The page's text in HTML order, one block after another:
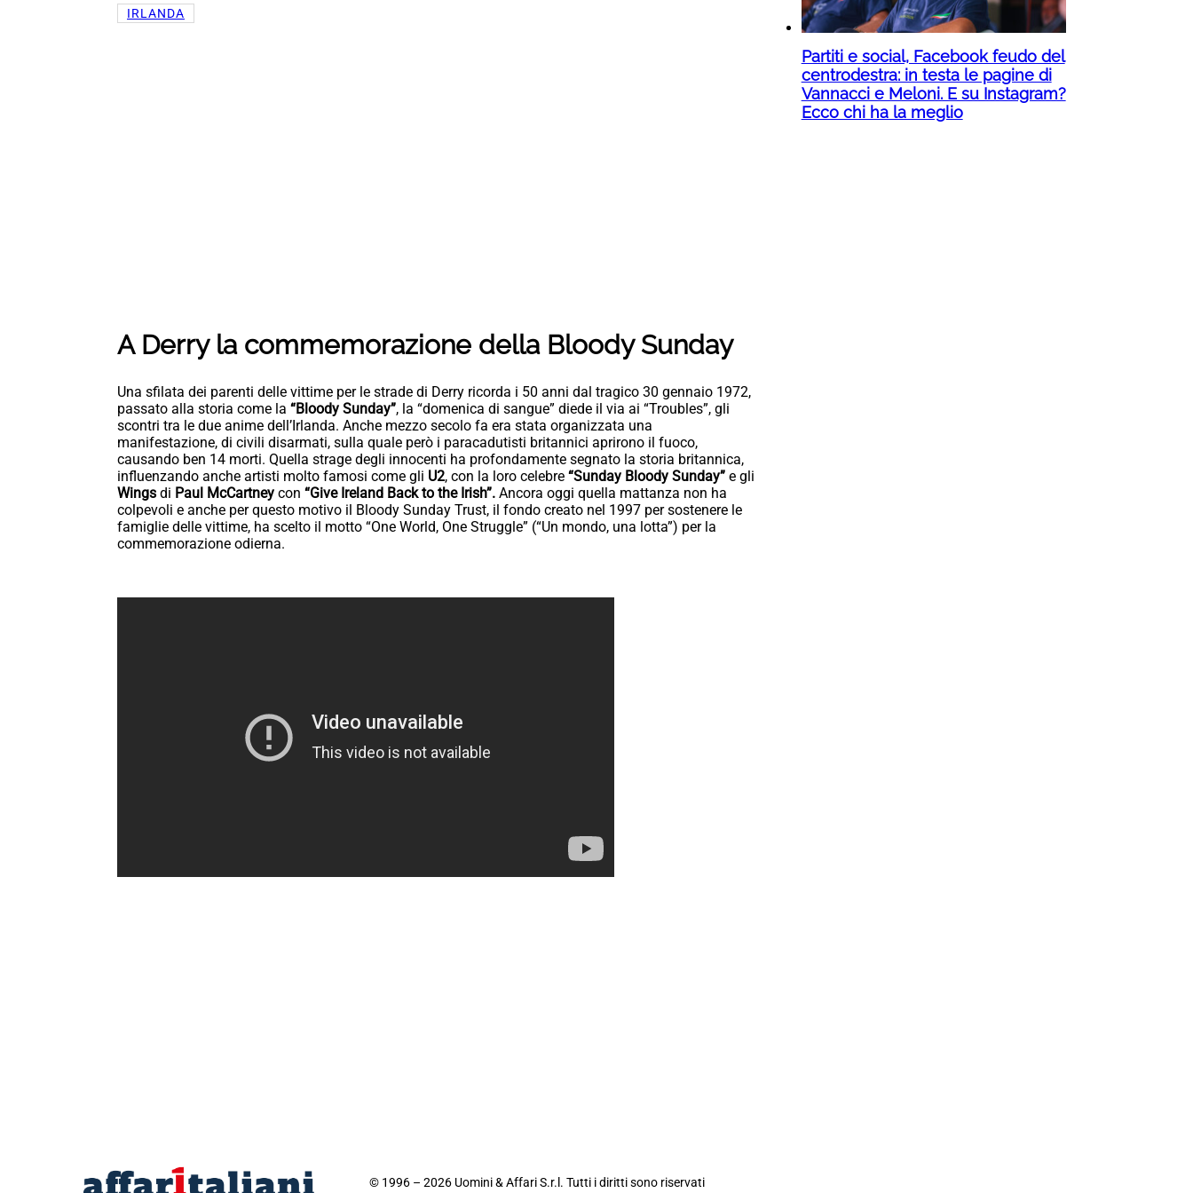
IRLANDA
A Derry la commemorazione della Bloody Sunday
Una sfilata dei parenti delle vittime per le strade di Derry ricorda i 50 anni dal tragico 30 gennaio 1972,
passato alla storia come la “Bloody Sunday”, la “domenica di sangue” diede il via ai “Troubles”, gli
scontri tra le due anime dell’Irlanda. Anche mezzo secolo fa era stata organizzata una
manifestazione, di civili disarmati, sulla quale però i paracadutisti britannici aprirono il fuoco,
causando ben 14 morti. Quella strage degli innocenti ha profondamente segnato la storia britannica,
influenzando anche artisti molto famosi come gli U2, con la loro celebre “Sunday Bloody Sunday” e gli
Wings di Paul McCartney con “Give Ireland Back to the Irish”. Ancora oggi quella mattanza non ha
colpevoli e anche per questo motivo il Bloody Sunday Trust, il fondo creato nel 1997 per sostenere le
famiglie delle vittime, ha scelto il motto “One World, One Struggle” (“Un mondo, una lotta”) per la
commemorazione odierna.
Partiti e social, Facebook feudo del
centrodestra: in testa le pagine di
Vannacci e Meloni. E su Instagram?
Ecco chi ha la meglio
© 1996 – 2026 Uomini & Affari S.r.l. Tutti i diritti sono riservati